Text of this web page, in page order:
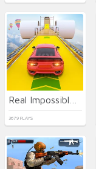
3679 PLAYS